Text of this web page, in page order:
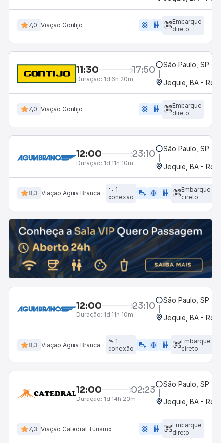
7,0 Viação Gontijo ac_unit wc
Embarque
direto
11:30 17:50
Duração: 1d 6h 20m
São Paulo, SP -
Jequié, BA -
7,0 Viação Gontijo ac_unit wc
Embarque
direto
12:00 23:10
Duração: 1d 11h 10m
São Paulo, SP -
Jequié, BA -
8,3 Viação Águia Branca
1
conexão
airline_seat_legroom_extra ac_unit WC
Embarque
direto
12:00 23:10
Duração: 1d 11h 10m
São Paulo, SP -
Jequié, BA -
8,3 Viação Águia Branca
1
conexão
airline_seat_legroom_extra ac_unit WC
Embarque
direto
12:00 02:23
Duração: 1d 14h 23m
São Paulo, SP -
Jequié, BA -
7,3 Viação Catedral Turismo ac_unit wc
Embarque
direto